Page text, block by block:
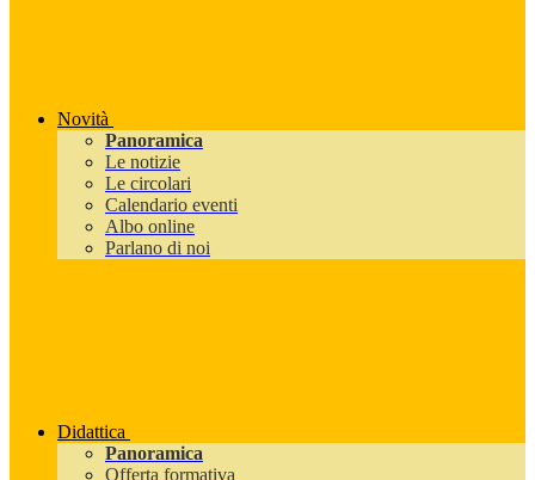
Novità
Panoramica
Le notizie
Le circolari
Calendario eventi
Albo online
Parlano di noi
Didattica
Panoramica
Offerta formativa